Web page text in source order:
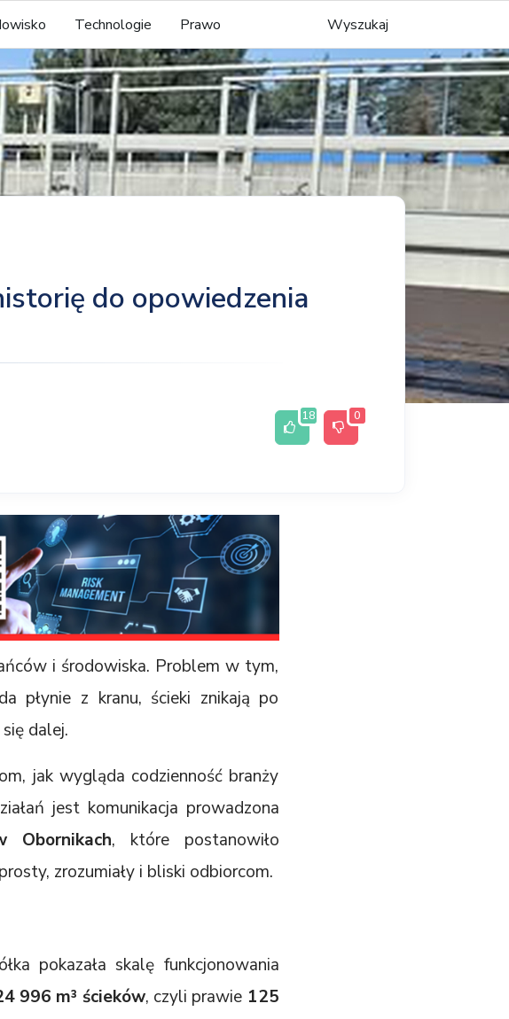
Technologie Prawo Wyszukaj
do opowiedzenia
18 0
i środowiska. Problem w tym,
płynie z kranu, ścieki znikają po
dalej.
jak wygląda codzienność branży
jest komunikacja prowadzona
Obornikach, które postanowiło
zrozumiały i bliski odbiorcom.
pokazała skalę funkcjonowania
996 m³ ścieków, czyli prawie 125